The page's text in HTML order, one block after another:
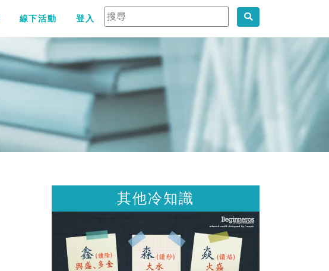
線下活動 登入